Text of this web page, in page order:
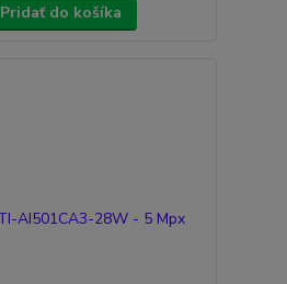
Pridať do košíka